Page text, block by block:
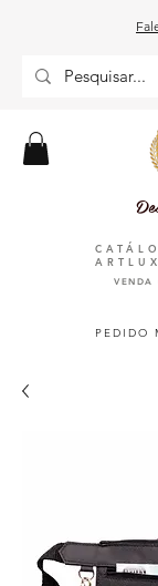
PEDIDO
ARTLUX
VENDA